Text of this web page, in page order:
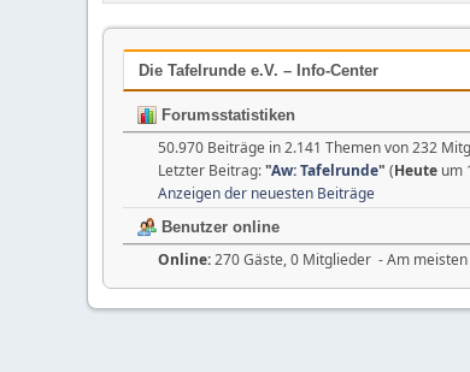
Die Tafelrunde e.V. – Info-Center
Forumsstatistiken
50.970 Beiträge in 2.141 Themen von 232
Letzter Beitrag:"Aw: Tafelrunde" (Heute um
Anzeigen der neuesten Beiträge
Benutzer online
Online:270 Gäste, 0 Mitglieder - Am